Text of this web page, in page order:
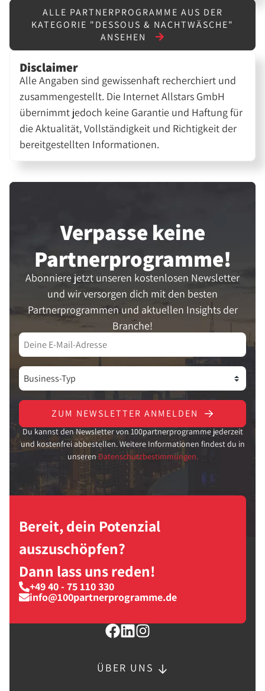
ALLE PARTNERPROGRAMME AUS DER
KATEGORIE "DESSOUS & NACHTWÄSCHE"
ANSEHEN
Disclaimer
Alle Angaben sind gewissenhaft recherchiert und
zusammengestellt. Die Internet Allstars GmbH
übernimmt jedoch keine Garantie und Haftung für
die Aktualität, Vollständigkeit und Richtigkeit der
bereitgestellten Informationen.
Verpasse keine
Partner­programme!
Abonniere jetzt unseren kostenlosen Newsletter
und wir versorgen dich mit den besten
Partnerprogrammen und aktuellen Insights der
Branche!
ZUM NEWSLETTER ANMELDEN
Du kannst den Newsletter von 100partnerprogramme jederzeit
und kostenfrei abbestellen. Weitere Informationen findest du in
unseren Datenschutzbestimmungen.
Bereit, dein Potenzial
auszuschöpfen?
Dann lass uns reden!
+49 40 - 75 110 330
info@100partnerprogramme.de
ÜBER UNS